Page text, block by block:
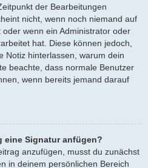
der Bearbeitungen
nicht, wenn noch niemand auf
wenn ein Administrator oder
hat. Diese können jedoch,
Notiz hinterlassen, warum dein
beachte, dass normale Benutzer
wenn bereits jemand darauf
eine Signatur anfügen?
anzufügen, musst du zunächst
in deinem persönlichen Bereich